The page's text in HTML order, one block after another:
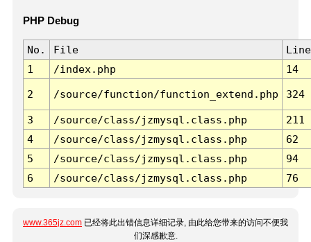
PHP Debug
No. File
Line
1
/index.php 14
2 /source/function/function_extend.php 324
3 /source/class/jzmysql.class.php
211
4
/source/class/jzmysql.class.php
62
5
/source/class/jzmysql.class.php
94
6
/source/class/jzmysql.class.php 76
www.365jz.com 已经将此出错信息详细记录, 由此给您带来的访问不便我
们深感歉意.